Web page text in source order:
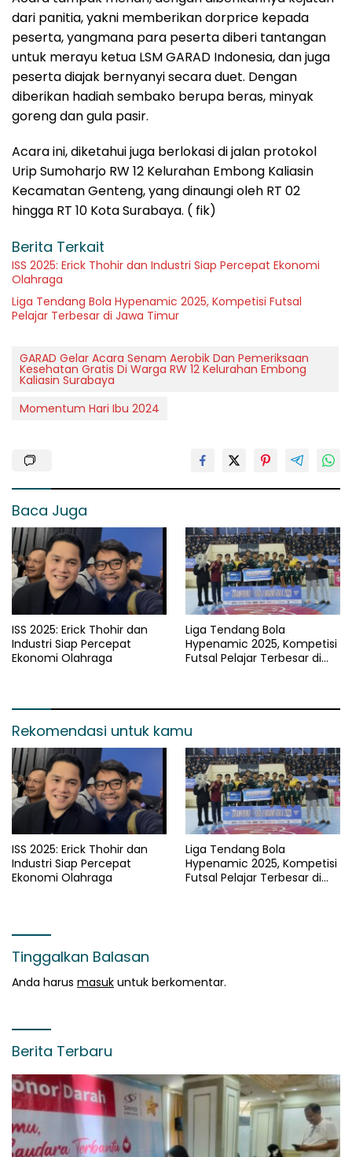
dari panitia, yakni memberikan dorprice kepada
peserta, yangmana para peserta diberi tantangan
untuk merayu ketua LSM GARAD Indonesia, dan juga
peserta diajak bernyanyi secara duet. Dengan
diberikan hadiah sembako berupa beras, minyak
goreng dan gula pasir.
Acara ini, diketahui juga berlokasi di jalan protokol
Urip Sumoharjo RW 12 Kelurahan Embong Kaliasin
Kecamatan Genteng, yang dinaungi oleh RT 02
hingga RT 10 Kota Surabaya. ( fik)
Berita Terkait
ISS 2025: Erick Thohir dan Industri Siap Percepat Ekonomi
Olahraga
Liga Tendang Bola Hypenamic 2025, Kompetisi Futsal
Pelajar Terbesar di Jawa Timur
GARAD Gelar Acara Senam Aerobik Dan Pemeriksaan
Kesehatan Gratis Di Warga RW 12 Kelurahan Embong
Kaliasin Surabaya
Momentum Hari Ibu 2024
Baca Juga
ISS 2025: Erick Thohir dan
Industri Siap Percepat
Ekonomi Olahraga
Liga Tendang Bola
Hypenamic 2025, Kompetisi
Futsal Pelajar Terbesar di
Rekomendasi untuk kamu
ISS 2025: Erick Thohir dan
Industri Siap Percepat
Ekonomi Olahraga
Liga Tendang Bola
Hypenamic 2025, Kompetisi
Futsal Pelajar Terbesar di
Tinggalkan Balasan
Anda harus masuk untuk berkomentar.
Berita Terbaru